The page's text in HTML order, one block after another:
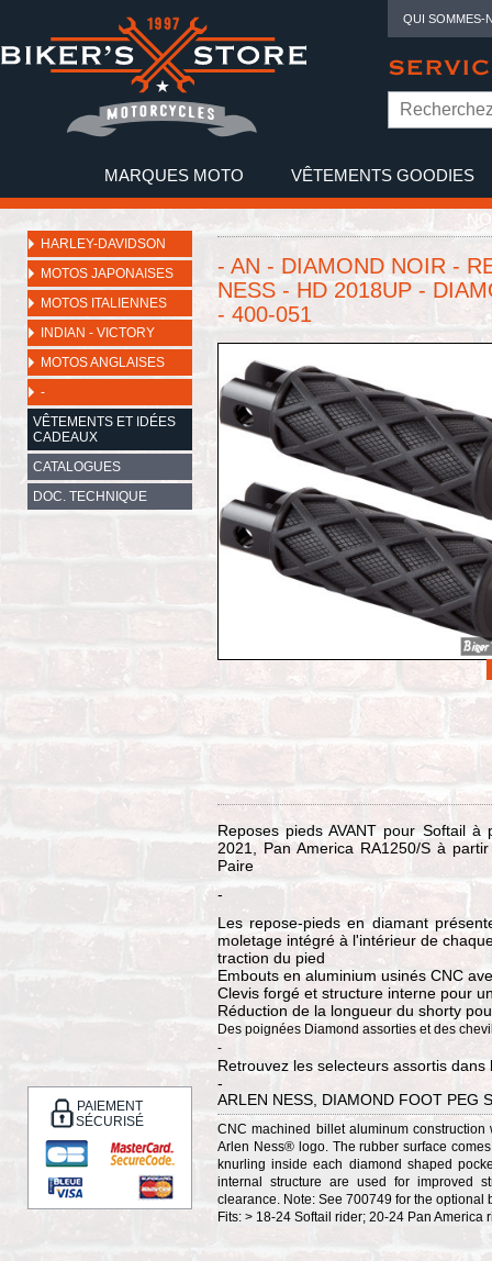
QUI SOMMES-
MARQUES MOTO VÊTEMENTS GOODIES
HARLEY-DAVIDSON
MOTOS JAPONAISES
MOTOS ITALIENNES
INDIAN - VICTORY
MOTOS ANGLAISES
-
VÊTEMENTS ET IDÉES
CADEAUX
CATALOGUES
DOC. TECHNIQUE
PAIEMENT
SÉCURISÉ
- AN - DIAMOND NOIR -
NESS - HD 2018UP -
- 400-051
Reposes pieds AVANT pour Softail
2021, Pan America RA1250/S à
Paire
-
Les repose-pieds en diamant
moletage intégré à l'intérieur de
traction du pied
Embouts en aluminium usinés CNC
Clevis forgé et structure interne pour
Réduction de la longueur du shorty
Des poignées Diamond assorties et des
-
Retrouvez les selecteurs assortis
-
ARLEN NESS, DIAMOND FOOT PEG
CNC machined billet aluminum
Arlen Ness® logo. The rubber surface
knurling inside each diamond shaped
internal structure are used for improved
clearance. Note: See 700749 for the optional
Fits: > 18-24 Softail rider; 20-24 Pan America